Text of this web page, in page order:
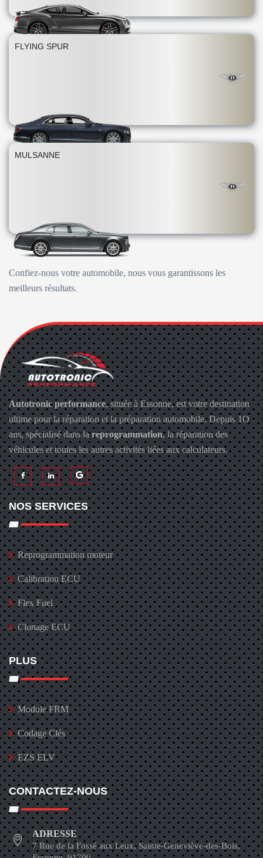
FLYING SPUR
MULSANNE
Confiez-nous votre automobile, nous vous garantissons les
meilleurs résultats.
Autotronic performance, située à Essonne, est votre destination
ultime pour la réparation et la préparation automobile. Depuis 1O
ans, spécialisé dans lareprogrammation, la réparation des
véhicules et toutes les autres activités liées aux calculateurs.
NOS SERVICES
Reprogrammation moteur
Calibration ECU
Flex Fuel
Clonage ECU
PLUS
Module FRM
Codage Clés
EZS ELV
CONTACTEZ-NOUS
ADRESSE
7 Rue de la Fossé aux Leux, Sainte-Geneviève-des-Bois,